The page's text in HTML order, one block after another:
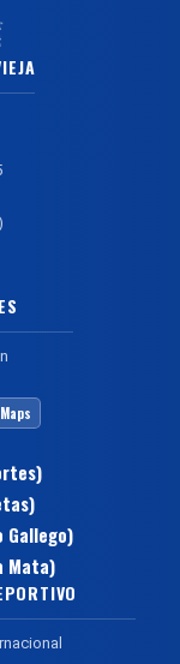
Maps
Gallego)
Mata)